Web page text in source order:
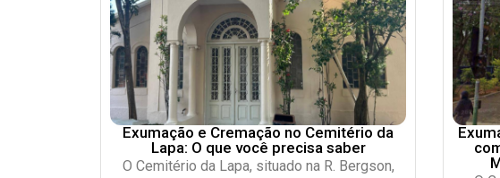
Exumação e Cremação no Cemitério da
Lapa: O que você precisa saber
O Cemitério da Lapa, situado na R. Bergson,